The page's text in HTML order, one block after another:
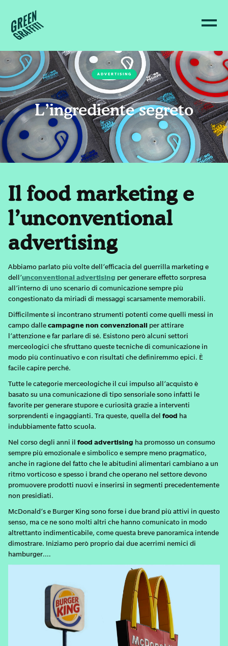
ADVERTISING
L’ingrediente segreto
Il food marketing e
l’unconventional
advertising
Abbiamo parlato più volte dell’efficacia del guerrilla marketing e
dell’unconventional advertising per generare effetto sorpresa
all’interno di uno scenario di comunicazione sempre più
congestionato da miriadi di messaggi scarsamente memorabili.
Difficilmente si incontrano strumenti potenti come quelli messi in
campo dalle campagne non convenzionali per attirare
l’attenzione e far parlare di sé. Esistono però alcuni settori
merceologici che sfruttano queste tecniche di comunicazione in
modo più continuativo e con risultati che definiremmo epici. È
facile capire perché.
Tutte le categorie merceologiche il cui impulso all’acquisto è
basato su una comunicazione di tipo sensoriale sono infatti le
favorite per generare stupore e curiosità grazie a interventi
sorprendenti e ingaggianti. Tra queste, quella del food ha
indubbiamente fatto scuola.
Nel corso degli anni il food advertising ha promosso un consumo
sempre più emozionale e simbolico e sempre meno pragmatico,
anche in ragione del fatto che le abitudini alimentari cambiano a un
ritmo vorticoso e spesso i brand che operano nel settore devono
promuovere prodotti nuovi e inserirsi in segmenti precedentemente
non presidiati.
McDonald’s e Burger King sono forse i due brand più attivi in questo
senso, ma ce ne sono molti altri che hanno comunicato in modo
altrettanto indimenticabile, come questa breve panoramica intende
dimostrare. Iniziamo però proprio dai due acerrimi nemici di
hamburger.…